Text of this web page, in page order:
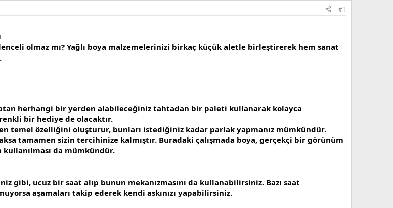
#1
olmaz mı? Yağlı boya malzemelerinizi birkaç küçük aletle birleştirerek hem sanat
herhangi bir yerden alabileceğiniz tahtadan bir paleti kullanarak kolayca
bir hediye de olacaktır.
temel özelliğini oluşturur, bunları istediğiniz kadar parlak yapmanız mümkündür.
tamamen sizin tercihinize kalmıştır. Buradaki çalışmada boya, gerçekçi bir görünüm
da mümkündür.
gibi, ucuz bir saat alıp bunun mekanızmasını da kullanabilirsiniz. Bazı saat
aşamaları takip ederek kendi askınızı yapabilirsiniz.